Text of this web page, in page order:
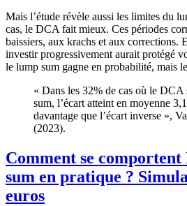
Mais l’étude révèle aussi les limites du
cas, le DCA fait mieux. Ces périodes
baissiers, aux krachs et aux corrections.
investir progressivement aurait protégé
le lump sum gagne en probabilité, mais
« Dans les 32% de cas où le
sum, l’écart atteint en moyenne
davantage que l’écart inverse »,
(2023).
Comment se
sum en pratique ?
euros